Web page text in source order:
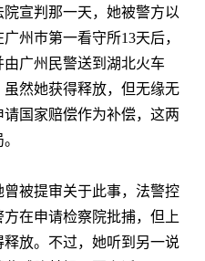
院宣判那一天，她被警方以
州巿第一看守所13天后，
广州民警送到湖北火车
然她获得释放，但无缘无
国家赔偿作为补偿，这两
被提审关于此事，法警控
在申请检察院批捕，但上
放。不过，她听到另一说